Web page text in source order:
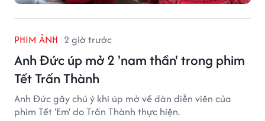
PHIM ẢNH 2 giờ trước
Anh Đức úp mở 2 'nam thần' trong phim
Tết Trấn Thành
Anh Đức gây chú ý khi úp mở về dàn diễn viên của
phim Tết 'Em' do Trấn Thành thực hiện.